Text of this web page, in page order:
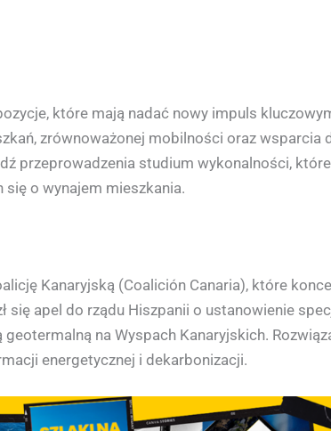
które mają nadać nowy impuls
zrównoważonej mobilności oraz wsparcia
przeprowadzenia studium wykonalności,
o wynajem mieszkania.
Kanaryjską (Coalición Canaria), które
apel do rządu Hiszpanii o ustanowienie
na Wyspach Kanaryjskich.
energetycznej i dekarbonizacji.